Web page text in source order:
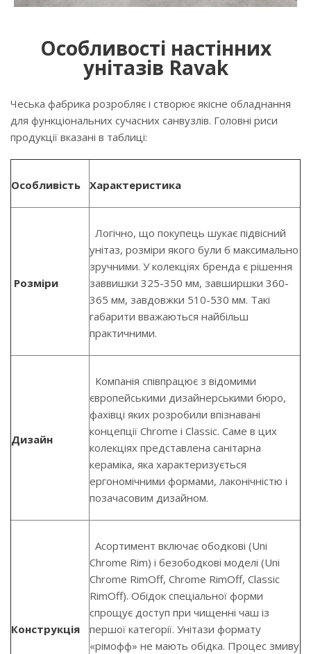
Особливості настінних
унітазів Ravak
Чеська фабрика розробляє і створює якісне обладнання
для функціональних сучасних санвузлів. Головні риси
продукції вказані в таблиці:
Особливість Характеристика
Розміри
Логічно, що покупець шукає підвісний
унітаз, розміри якого були б максимально
зручними. У колекціях бренда є рішення
заввишки 325-350 мм, завширшки 360-
365 мм, завдовжки 510-530 мм. Такі
габарити вважаються найбільш
практичними.
Дизайн
Компанія співпрацює з відомими
європейськими дизайнерськими бюро,
фахівці яких розробили впізнавані
концепції Chrome і Classic. Саме в цих
колекціях представлена ​​санітарна
кераміка, яка характеризується
ергономічними формами, лаконічністю і
позачасовим дизайном.
Конструкція
Асортимент включає ободкові (Uni
Chrome Rim) і безободкові моделі (Uni
Chrome RimOff, Chrome RimOff, Classic
RimOff). Обідок спеціальної форми
спрощує доступ при чищенні чаш із
першої категорії. Унітази формату
«рімофф» не мають обідка. Процес змиву